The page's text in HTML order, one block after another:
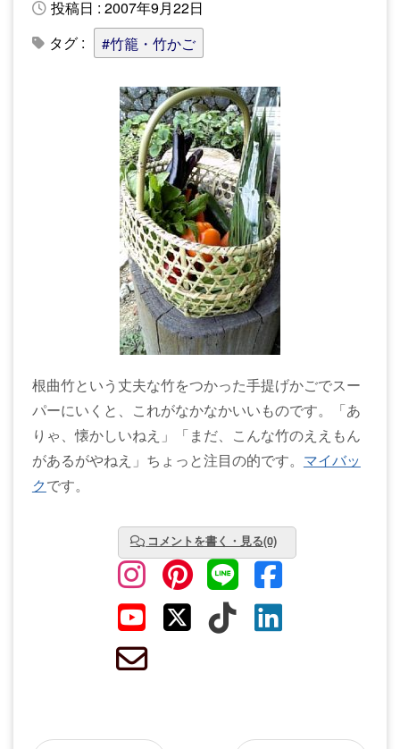
投稿日 : 2007年9月22日
タグ :
#竹籠・竹かご
根曲竹という丈夫な竹をつかった手提げかごでスー
パーにいくと、これがなかなかいいものです。「あ
りゃ、懐かしいねえ」「まだ、こんな竹のええもん
があるがやねえ」ちょっと注目の的です。 マイバッ
クです。
コメントを書く・見る(0)